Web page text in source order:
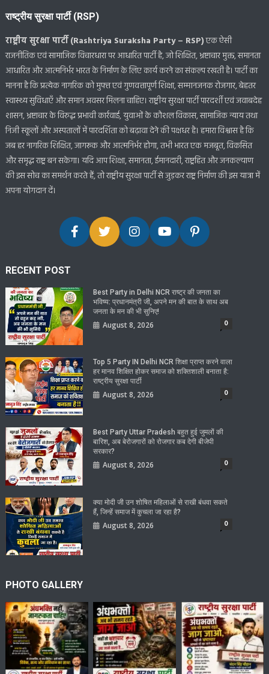
राष्ट्रीय सुरक्षा पार्टी (RSP)
राष्ट्रीय सुरक्षा पार्टी (Rashtriya Suraksha Party – RSP)एक ऐसी
राजनीतिक एवं सामाजिक विचारधारा पर आधारित पार्टी है, जो शिक्षित, भ्रष्टाचार मुक्त, समानता
आधारित और आत्मनिर्भर भारत के निर्माण के लिए कार्य करने का संकल्प रखती है। पार्टी का
मानना है कि प्रत्येक नागरिक को मुफ्त एवं गुणवत्तापूर्ण शिक्षा, सम्मानजनक रोजगार, बेहतर
स्वास्थ्य सुविधाएँ और समान अवसर मिलना चाहिए। राष्ट्रीय सुरक्षा पार्टी पारदर्शी एवं जवाबदेह
शासन, भ्रष्टाचार के विरुद्ध प्रभावी कार्रवाई, युवाओं के कौशल विकास, सामाजिक न्याय तथा
निजी स्कूलों और अस्पतालों में पारदर्शिता को बढ़ावा देने की पक्षधर है। हमारा विश्वास है कि
जब हर नागरिक शिक्षित, जागरूक और आत्मनिर्भर होगा, तभी भारत एक मजबूत, विकसित
और समृद्ध राष्ट्र बन सकेगा। यदि आप शिक्षा, समानता, ईमानदारी, राष्ट्रहित और जनकल्याण
की इस सोच का समर्थन करते हैं, तो राष्ट्रीय सुरक्षा पार्टी से जुड़कर राष्ट्र निर्माण की इस यात्रा में
अपना योगदान दें।
RECENT POST
Best Party in Delhi NCR राष्ट्र की जनता का
भविष्य: प्रधानमंत्री जी, अपने मन की बात के साथ अब
जनता के मन की भी सुनिए!
August 8, 2026 0
Top 5 Party IN Delhi NCR शिक्षा प्राप्त करने वाला
हर मानव शिक्षित होकर समाज को शक्तिशाली बनाता है:
राष्ट्रीय सुरक्षा पार्टी
August 8, 2026 0
Best Party Uttar Pradesh बहुत हुई जुमलों की
बारिश, अब बेरोजगारों को रोजगार कब देगी बीजेपी
सरकार?
August 8, 2026 0
क्या मोदी जी उन शोषित महिलाओं से राखी बंधवा सकते
हैं, जिन्हें समाज में कुचला जा रहा है?
August 8, 2026 0
PHOTO GALLERY